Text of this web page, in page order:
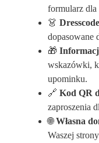
formularz dla
👗 Dresscode
dopasowane
🎁
wskazówki,
upominku.
🔗 Kod QR
zaproszenia
🌐Własna
Waszej